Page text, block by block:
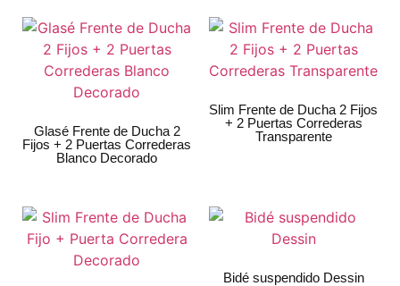
Glasé Frente de Ducha 2
Fijos + 2 Puertas Correderas
Blanco Decorado
Slim Frente de Ducha 2 Fijos
+ 2 Puertas Correderas
Transparente
Bidé suspendido Dessin